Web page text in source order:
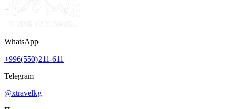
WhatsApp
+996(550)211-611
Telegram
@xtravelkg